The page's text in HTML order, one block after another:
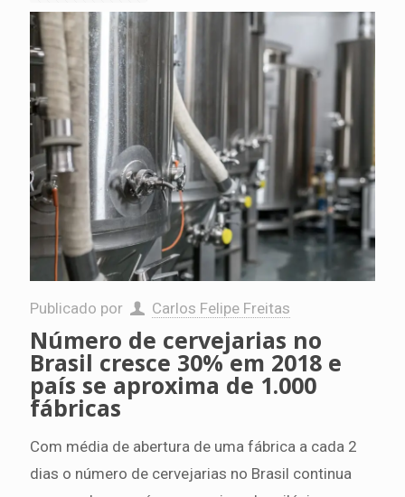
Publicado por Carlos Felipe Freitas
Número de cervejarias no
Brasil cresce 30% em 2018 e
país se aproxima de 1.000
fábricas
Com média de abertura de uma fábrica a cada 2
dias o número de cervejarias no Brasil continua